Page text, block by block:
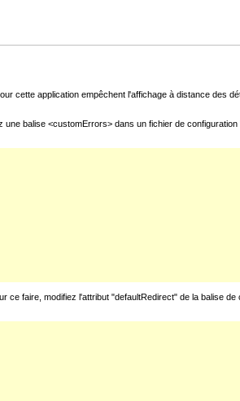
cette application empêchent l'affichage à distance des
balise <customErrors> dans un fichier de
faire, modifiez l'attribut "defaultRedirect" de la balise